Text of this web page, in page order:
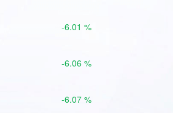
-6.01 %
-6.06 %
-6.07 %